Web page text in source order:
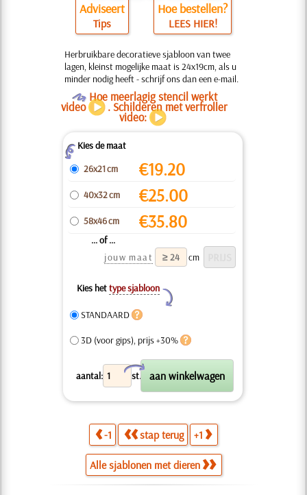
Adviseert
Tips
Hoe bestellen?
LEES HIER!
Herbruikbare decoratieve sjabloon van twee
lagen, kleinst mogelijke maat is 24x19cm, als u
minder nodig heeft - schrijf ons dan een e-mail.
OHoe meerlagig stencil werkt
video . Schilderen met verfroller
video:
ZKies de maat
26x21 cm
€19.20
40x32 cm €25.00
58x46 cm €35.80
... of ...
jouw maat
cm
Kies hettype sjabloon
Y
STANDAARD
3D (voor gips), prijs +30%
aantal: st.
X
-1 stap terug +1
Alle sjablonen met dieren